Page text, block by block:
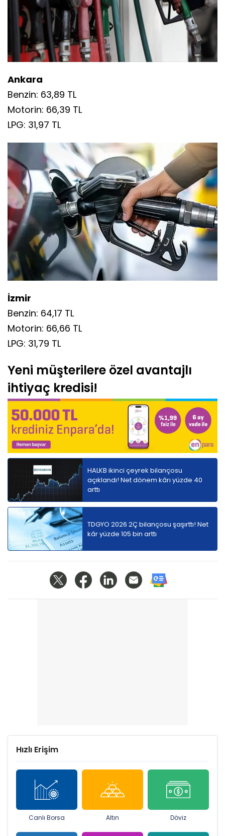
Ankara
Benzin: 63,89 TL
Motorin: 66,39 TL
LPG: 31,97 TL
İzmir
Benzin: 64,17 TL
Motorin: 66,66 TL
LPG: 31,79 TL
Yeni müşterilere özel avantajlı
ihtiyaç kredisi!
HALKB ikinci çeyrek bilançosu
açıklandı! Net dönem kârı yüzde 40
arttı
TDGYO 2026 2Ç bilançosu şaşırttı! Net
kâr yüzde 105 bin arttı
Hızlı Erişim
Canlı Borsa Altın Döviz